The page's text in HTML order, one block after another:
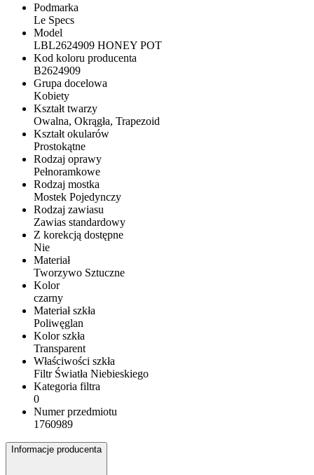
Podmarka
Le Specs
Model
LBL2624909 HONEY POT
Kod koloru producenta
B2624909
Grupa docelowa
Kobiety
Kształt twarzy
Owalna, Okrągła, Trapezoid
Kształt okularów
Prostokątne
Rodzaj oprawy
Pełnoramkowe
Rodzaj mostka
Mostek Pojedynczy
Rodzaj zawiasu
Zawias standardowy
Z korekcją dostępne
Nie
Materiał
Tworzywo Sztuczne
Kolor
czarny
Materiał szkła
Poliwęglan
Kolor szkła
Transparent
Właściwości szkła
Filtr Światła Niebieskiego
Kategoria filtra
0
Numer przedmiotu
1760989
Informacje producenta